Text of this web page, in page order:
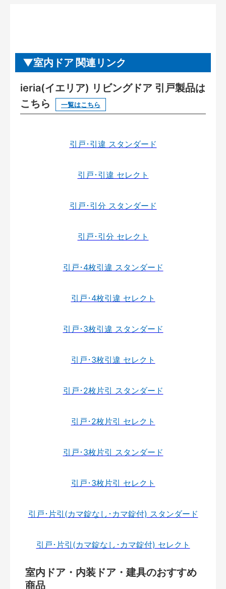
室内ドア 関連リンク
ieria(イエリア) リビングドア 引戸製品は
こちら
一覧はこちら
引戸･引違 スタンダード
引戸･引違 セレクト
引戸･引分 スタンダード
引戸･引分 セレクト
引戸･4枚引違 スタンダード
引戸･4枚引違 セレクト
引戸･3枚引違 スタンダード
引戸･3枚引違 セレクト
引戸･2枚片引 スタンダード
引戸･2枚片引 セレクト
引戸･3枚片引 スタンダード
引戸･3枚片引 セレクト
引戸･片引(カマ錠なし･カマ錠付) スタンダード
引戸･片引(カマ錠なし･カマ錠付) セレクト
室内ドア・内装ドア・建具のおすすめ
商品